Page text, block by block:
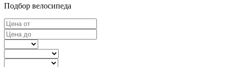
Подбор велосипеда